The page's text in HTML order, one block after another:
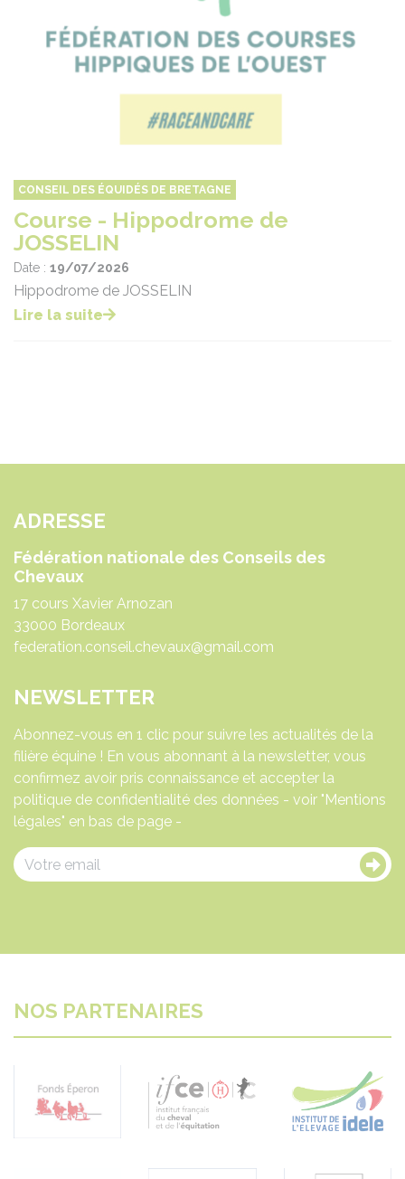
CONSEIL DES ÉQUIDÉS DE BRETAGNE
Course - Hippodrome de
JOSSELIN
Date : 19/07/2026
Hippodrome de JOSSELIN
Lire la suite
ADRESSE
Fédération nationale des Conseils des
Chevaux
17 cours Xavier Arnozan
33000 Bordeaux
federation.conseil.chevaux@gmail.com
NEWSLETTER
Abonnez-vous en 1 clic pour suivre les actualités de la
filière équine ! En vous abonnant à la newsletter, vous
confirmez avoir pris connaissance et accepter la
politique de confidentialité des données - voir "Mentions
légales" en bas de page -
NOS PARTENAIRES